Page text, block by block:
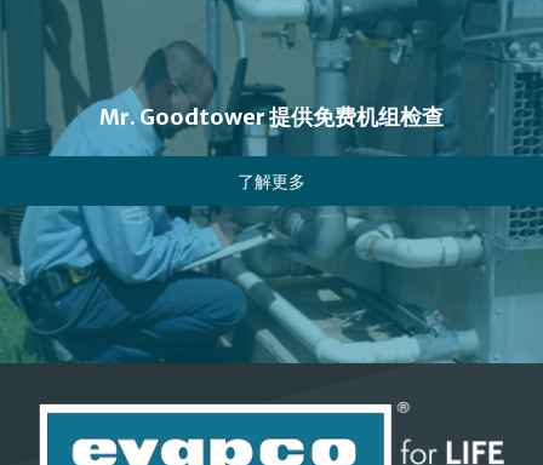
Mr. Goodtower 提供免费机组检查
了解更多